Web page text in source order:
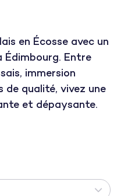
en Écosse avec un
Édimbourg. Entre
immersion
qualité, vivez une
et dépaysante.